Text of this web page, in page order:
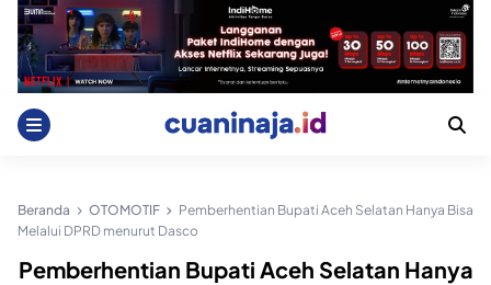
Skip
content
Beranda OTOMOTIF
Pemberhentian Bupati Aceh Selatan Hanya Bisa
Melalui DPRD menurut Dasco
Pemberhentian Bupati Aceh Selatan Hanya